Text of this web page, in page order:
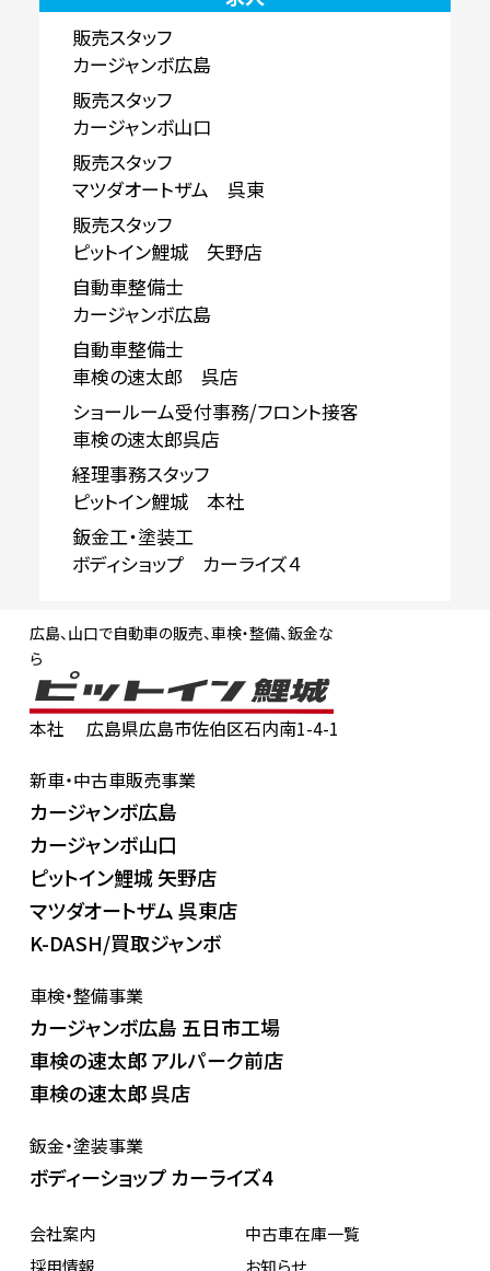
販売スタッフ
カージャンボ広島
販売スタッフ
カージャンボ山口
販売スタッフ
マツダオートザム 呉東
販売スタッフ
ピットイン鯉城 矢野店
自動車整備士
カージャンボ広島
自動車整備士
車検の速太郎 呉店
ショールーム受付事務/フロント接客
車検の速太郎呉店
経理事務スタッフ
ピットイン鯉城 本社
鈑金工・塗装工
ボディショップ カーライズ４
広島、山口で自動車の販売、車検・整備、鈑金な
ら
本社
広島県広島市佐伯区石内南1-4-1
新車・中古車販売事業
カージャンボ広島
カージャンボ山口
ピットイン鯉城 矢野店
マツダオートザム 呉東店
K-DASH/買取ジャンボ
車検・整備事業
カージャンボ広島 五日市工場
車検の速太郎 アルパーク前店
車検の速太郎 呉店
鈑金・塗装事業
ボディーショップ カーライズ4
会社案内
中古車在庫一覧
採用情報
お知らせ